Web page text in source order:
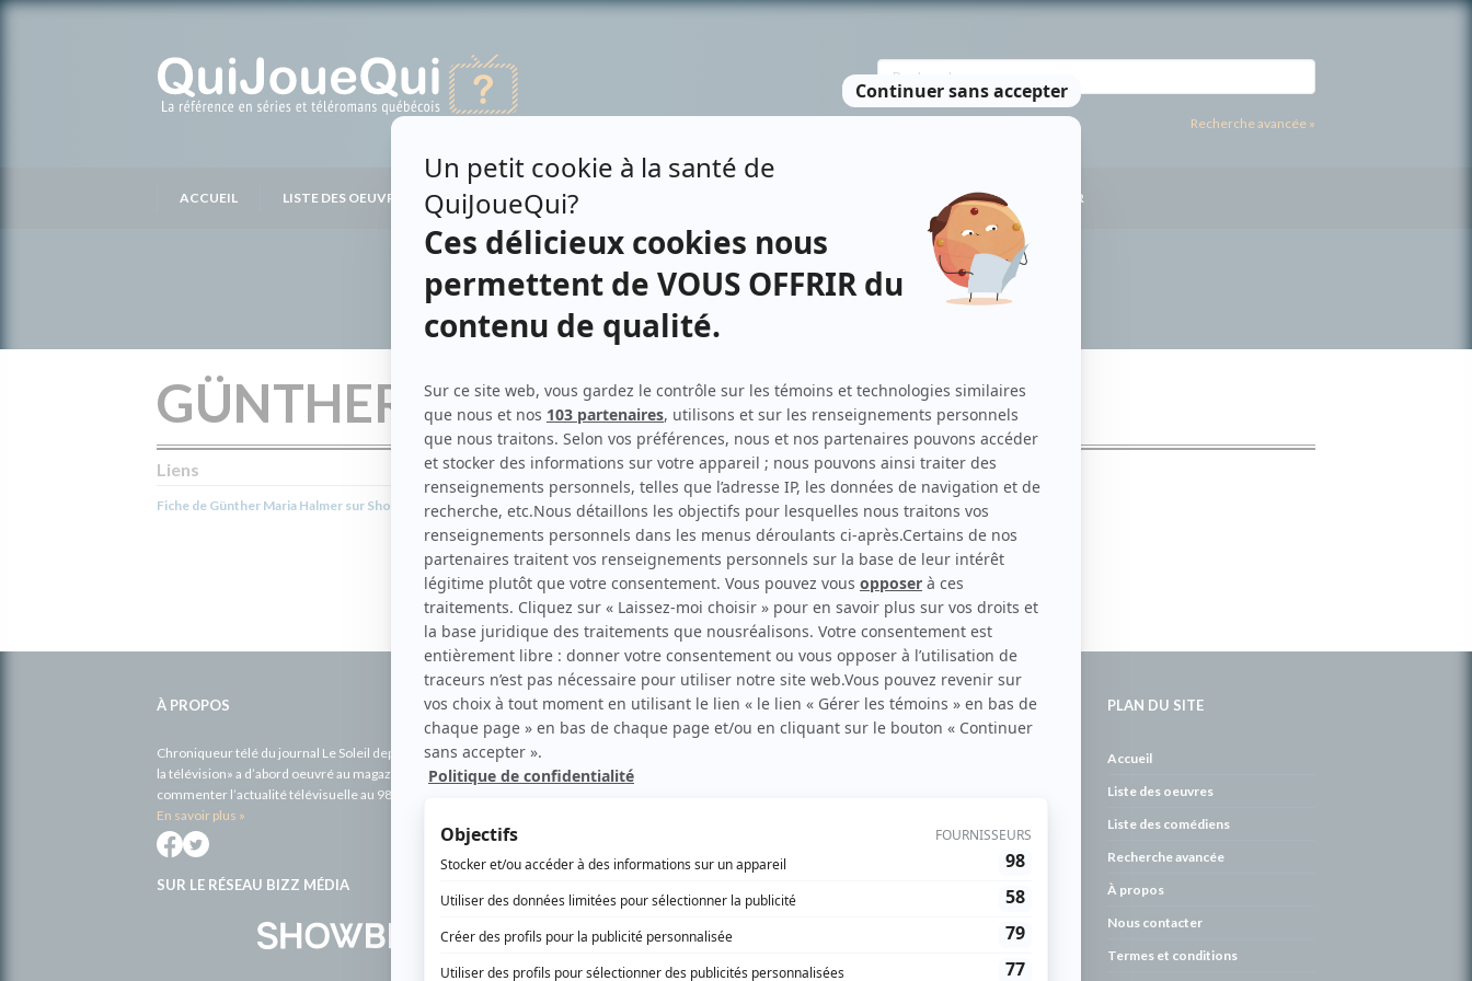
Recherche avancée »
ACCUEIL LISTE DES OEUVRES LISTE DES PERSONNES NOUS CONTACTER
GÜNTHER MARIA HALMER
Liens
Fiche de Günther Maria Halmer sur Showbizz.net
Personnages
Le premier cercle (The First Circle) Wladimir Tschelnow)
À PROPOS
Chroniqueur télé du journal Le Soleil depuis 2001, Richard Therrien carbure à son petit écran. Celui qu’on surnomme parfois «l’encyclopédie de
la télévision» a d’abord oeuvré au magazine TV Hebdo de 1996 à 2001. Sa spécialité: la télé québécoise. On peut l’entendre régulièrement
commenter l’actualité télévisuelle au 98,5.
En savoir plus »
SUR LE RÉSEAU BIZZ MÉDIA
PLAN DU SITE
Accueil
Liste des oeuvres
Liste des comédiens
Recherche avancée
À propos
Nous contacter
Termes et conditions